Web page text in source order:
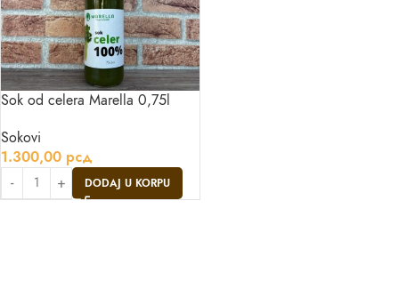
Sok od celera Marella 0,75l
Sokovi
1.300,00 рсд
DODAJ U KORPU